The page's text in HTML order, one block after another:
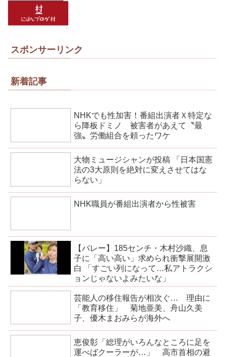
スポンサーリンク
新着記事
NHKでも性加害！番組出演者Ｘ特定な
ら降板ドミノ 被害者があえて〝最
強〟労働組合を頼ったワケ
大物ミュージシャンが投稿 「日本国憲
法の3大原則を絶対に変えさせてはな
らない」
NHK職員が番組出演者から性被害
【バレー】185センチ・木村沙織、息
子に「高い高い」求められ衝撃展開激
白 「すごい列になって…私アトラクシ
ョンじゃないよみたいな」
芸能人の移住報告が相次ぐ… 理由に
「教育移住」 菊地亜美、舟山久美
子、優木まおみらが海外へ
恵俊彰「総理がいろんなところに足を
運べばクーラーが…」 高市首相の避